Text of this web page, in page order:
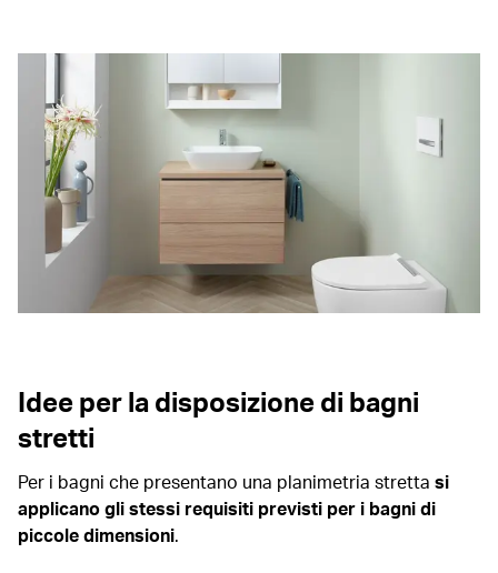
Idee per la disposizione di bagni
stretti
Per i bagni che presentano una planimetria stretta si
applicano gli stessi requisiti previsti per i bagni di
piccole dimensioni.